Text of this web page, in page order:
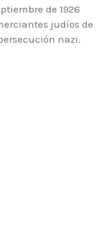
de 1926
judíos de
nazi.